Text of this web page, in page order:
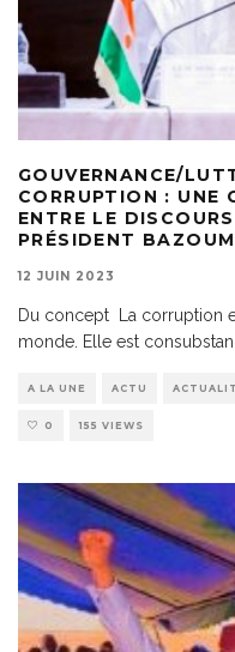
GOUVERNANCE/
CORRUPTION : UNE
ENTRE LE
PRÉSIDENT BAZOUM
12 JUIN 2023
Du concept La corruption
monde. Elle est
A LA UNE ACTU
0 155 VIEWS